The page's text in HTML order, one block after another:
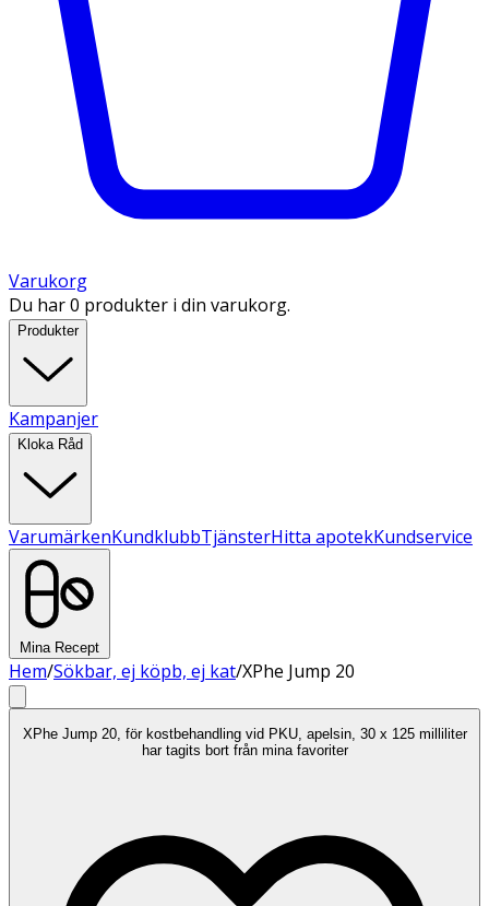
Varukorg
Du har 0 produkter i din varukorg.
Produkter
Kampanjer
Kloka Råd
VarumärkenKundklubbTjänsterHitta apotekKundservice
Mina Recept
Hem/Sökbar, ej köpb, ej kat/XPhe Jump 20
XPhe Jump 20, för kostbehandling vid PKU, apelsin, 30 x 125 milliliter
har tagits bort från mina favoriter